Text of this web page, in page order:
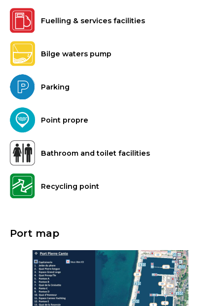
Fuelling & services facilities
Bilge waters pump
Parking
Point propre
Bathroom and toilet facilities
Recycling point
Port map